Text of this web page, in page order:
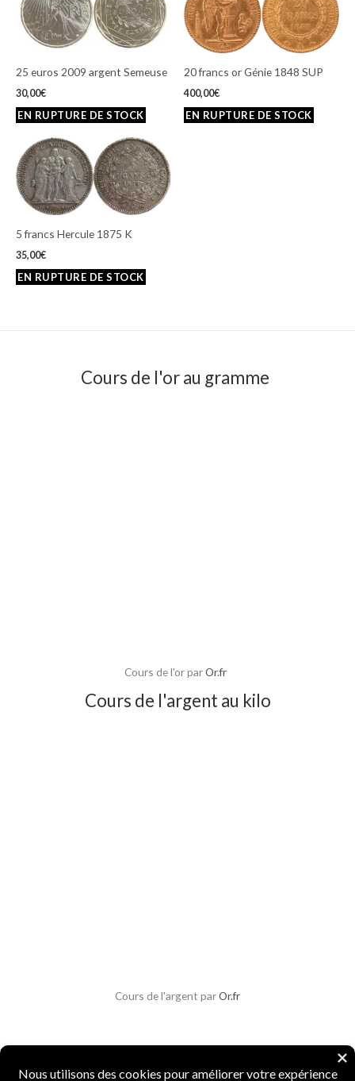
25 euros 2009 argent Semeuse
30,00€
20 francs or Génie 1848 SUP
400,00€
5 francs Hercule 1875 K
35,00€
Cours de l'or au gramme
Cours de l'or parOr.fr
Cours de l'argent au kilo
Cours de l'argent parOr.fr
Copyright © 2026 Parlons Monnaies